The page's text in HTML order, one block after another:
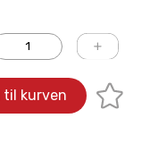
kurven